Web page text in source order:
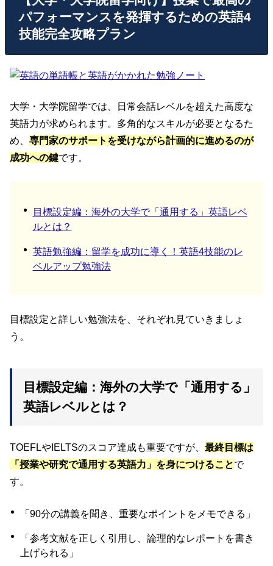
パフォーマンスを発揮するための英語4
技能完全攻略プラン
大学・大学院留学では、日常会話レベルを超えた高度な
英語力が求められます。多角的なスキルが必要となるた
め、専門家のサポートを受けながら計画的に進めるのが
成功への鍵です。
目標設定編：海外の大学で「通用する」英語レベ
ルとは？
英語勉強編：留学を成功に導く！英語4技能のレ
ベルアップ勉強法
目標設定と詳しい勉強法を、それぞれ見ていきましょ
う。
目標設定編：海外の大学で「通用する」
英語レベルとは？
TOEFLやIELTSのスコア達成も重要ですが、最終目標は
「授業や研究で通用する英語力」を身につけることで
す。
「90分の講義を聞き、重要なポイントをメモできる」
「参考文献を正しく引用し、論理的なレポートを書き
上げられる」